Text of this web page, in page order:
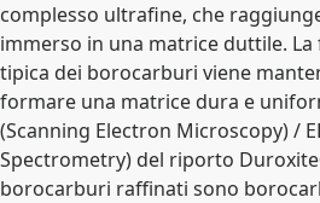
complesso ultrafine, che
immerso in una matrice duttile.
tipica dei borocarburi viene
formare una matrice dura e
(Scanning Electron Microscopy) /
Spectrometry) del riporto
borocarburi raffinati sono